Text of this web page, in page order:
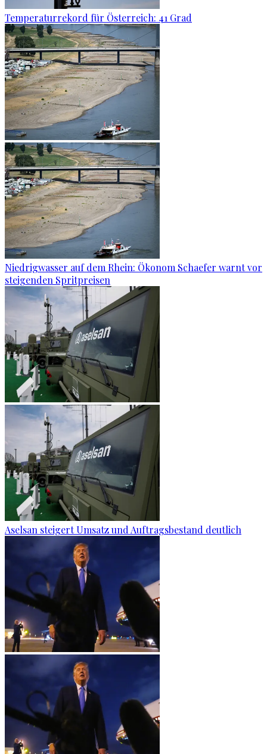
Temperaturrekord für Österreich: 41 Grad
Niedrigwasser auf dem Rhein: Ökonom Schaefer warnt vor
steigenden Spritpreisen
Aselsan steigert Umsatz und Auftragsbestand deutlich